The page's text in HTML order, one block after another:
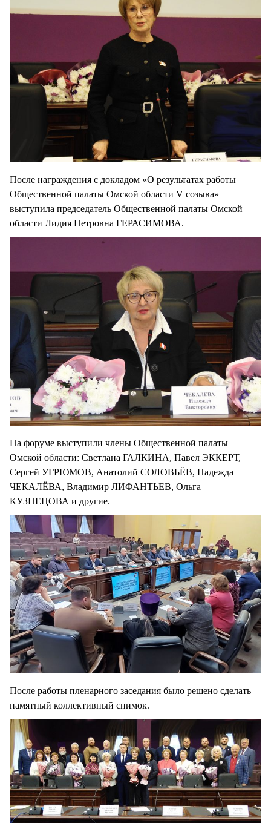
После награждения с докладом «О результатах работы
Общественной палаты Омской области V созыва»
выступила председатель Общественной палаты Омской
области Лидия Петровна ГЕРАСИМОВА.
На форуме выступили члены Общественной палаты
Омской области: Светлана ГАЛКИНА, Павел ЭККЕРТ,
Сергей УГРЮМОВ, Анатолий СОЛОВЬЁВ, Надежда
ЧЕКАЛЁВА, Владимир ЛИФАНТЬЕВ, Ольга
КУЗНЕЦОВА и другие.
После работы пленарного заседания было решено сделать
памятный коллективный снимок.